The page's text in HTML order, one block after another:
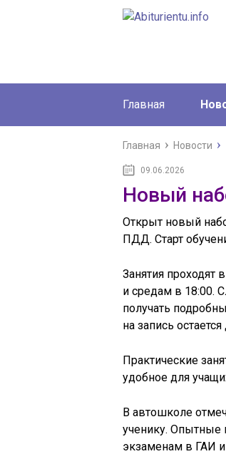
Главная
Главная Новости
09.06.2026
Новый
Открыт новый
ПДД. Старт
Занятия проходят
и средам в 18:00.
получать
на запись
Практические
удобное для
В автошколе
ученику. Опытные
экзаменам в ГАИ и